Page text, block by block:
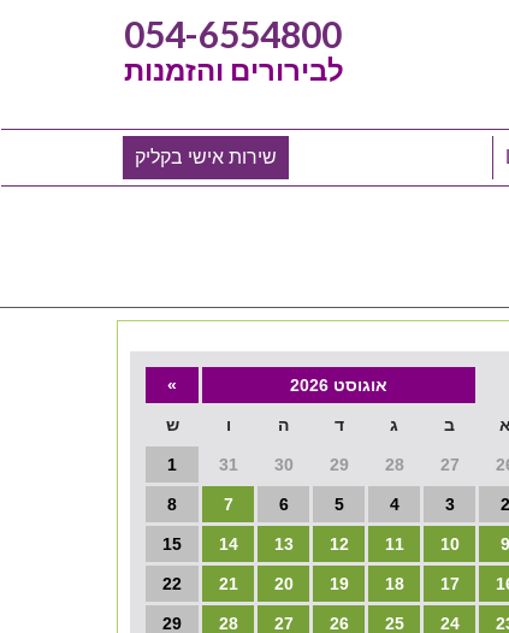
054-6554800
לבירורים והזמנות
שירות אישי בקליק
אוגוסט 2026 »
א ב ג ד ה ו ש
27
28
29
30
31
1
2
3
4
5
6
7
8
9
10
11
12
13
14
15
17
18
19
20
21
22
24
25
26
27
28
29